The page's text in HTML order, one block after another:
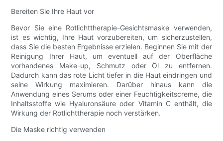
Bereiten Sie Ihre Haut vor
Bevor Sie eine Rotlichttherapie-Gesichtsmaske verwenden,
ist es wichtig, Ihre Haut vorzubereiten, um sicherzustellen,
dass Sie die besten Ergebnisse erzielen. Beginnen Sie mit der
Reinigung Ihrer Haut, um eventuell auf der Oberfläche
vorhandenes Make-up, Schmutz oder Öl zu entfernen.
Dadurch kann das rote Licht tiefer in die Haut eindringen und
seine Wirkung maximieren. Darüber hinaus kann die
Anwendung eines Serums oder einer Feuchtigkeitscreme, die
Inhaltsstoffe wie Hyaluronsäure oder Vitamin C enthält, die
Wirkung der Rotlichttherapie noch verstärken.
Die Maske richtig verwenden